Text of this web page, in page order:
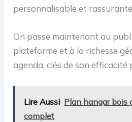
personnalisable et
On passe maintenant au
plateforme et à la richesse
agenda, clés de son
Lire Aussi Plan hangar bois
complet